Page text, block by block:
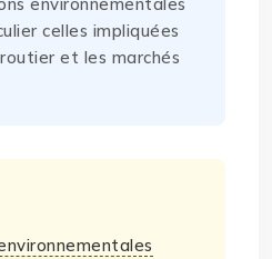
environnementales
celles impliquées
et les marchés